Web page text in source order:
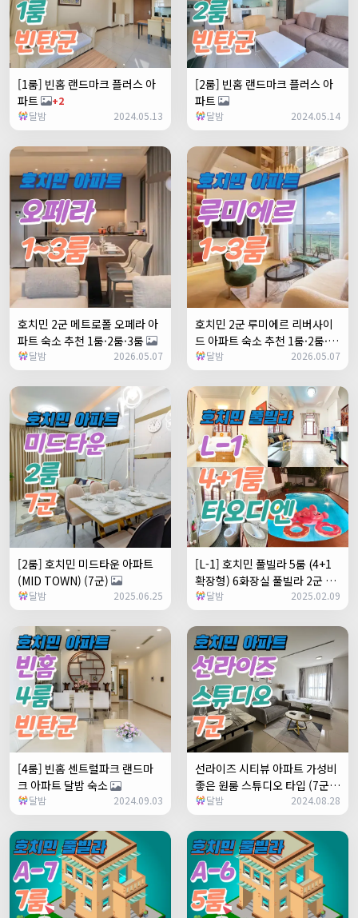
[1룸] 빈홈 랜드마크 플러스 아
파트
+2
달밤
2024.05.13
[2룸] 빈홈 랜드마크 플러스 아
파트
달밤 2024.05.14
호치민 2군 메트로폴 오페라 아
파트 숙소 추천 1룸·2룸·3룸
달밤 2026.05.07
호치민 2군 루미에르 리버사이
드 아파트 숙소 추천 1룸·2룸·3
룸달밤 2026.05.07
[2룸] 호치민 미드타운 아파트
(MID TOWN) (7군)
달밤 2025.06.25
[L-1] 호치민 풀빌라 5룸 (4+1
확장형) 6화장실 풀빌라 2군 타
오디엔
달밤 2025.02.09
[4룸] 빈홈 센트럴파크 랜드마
크 아파트 달밤 숙소
달밤 2024.09.03
선라이즈 시티뷰 아파트 가성비
좋은 원룸 스튜디오 타입 (7군)
+1
달밤 2024.08.28